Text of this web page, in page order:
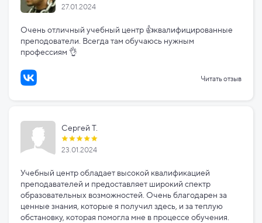
27.01.2024
Очень отличный учебный центр 👍квалифицированные
преподователи. Всегда там обучаюсь нужным
профессиям 👌
Читать отзыв
Сергей Т.
23.01.2024
Учебный центр обладает высокой квалификацией
преподавателей и предоставляет широкий спектр
образовательных возможностей. Очень благодарен за
ценные знания, которые я получил здесь, и за теплую
обстановку, которая помогла мне в процессе обучения.